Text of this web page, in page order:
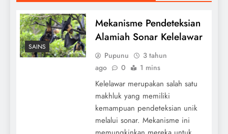
SAINS
Mekanisme Pendeteksian
Alamiah Sonar Kelelawar
Pupunu
3 tahun
ago
0 1 mins
Kelelawar merupakan salah satu
makhluk yang memiliki
kemampuan pendeteksian unik
melalui sonar. Mekanisme ini